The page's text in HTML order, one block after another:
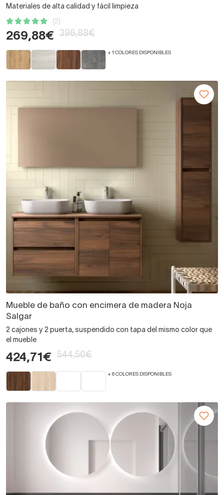
Materiales de alta calidad y fácil limpieza
(2)
269,88€ 396,88€
+ 1 COLORES DISPONIBLES
Mueble de baño con encimera de madera Noja
Salgar
2 cajones y 2 puerta, suspendido con tapa del mismo color que
el mueble
424,71€ 544,50€
+ 6 COLORES DISPONIBLES